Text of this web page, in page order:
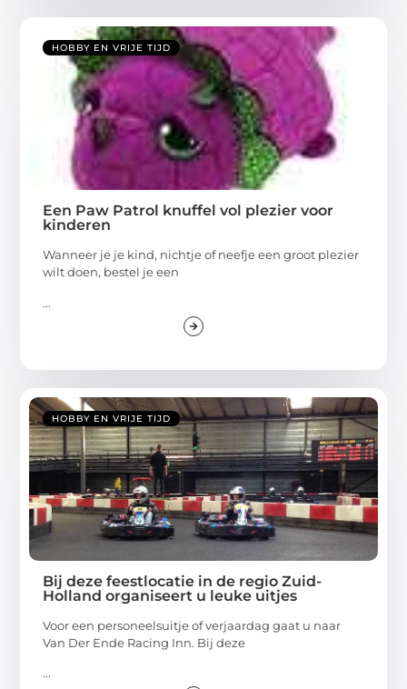
HOBBY EN VRIJE TIJD
Een Paw Patrol knuffel vol plezier voor
kinderen
Wanneer je je kind, nichtje of neefje een groot plezier
wilt doen, bestel je een
...
HOBBY EN VRIJE TIJD
Bij deze feestlocatie in de regio Zuid-
Holland organiseert u leuke uitjes
Voor een personeelsuitje of verjaardag gaat u naar
Van Der Ende Racing Inn. Bij deze
...